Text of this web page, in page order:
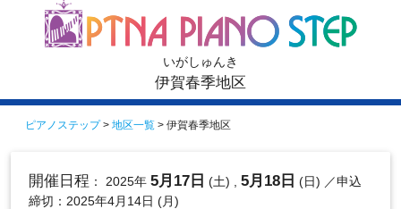
いがしゅんき
伊賀春季地区
ピアノステップ> 地区一覧 > 伊賀春季地区
開催日程 ： 2025年 5月17日 (土) , 5月18日 (日) ／申込
締切：2025年4月14日 (月)